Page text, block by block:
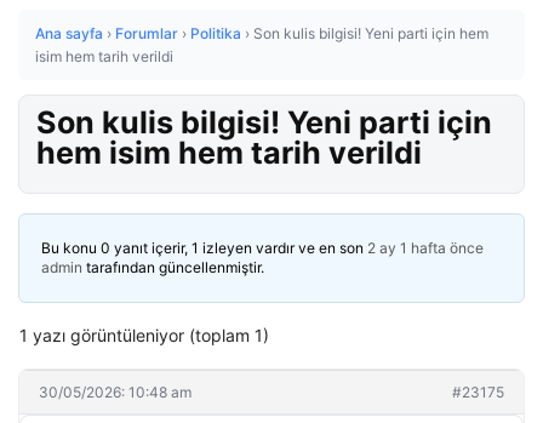
Ana sayfa › Forumlar › Politika › Son kulis bilgisi! Yeni parti için hem
isim hem tarih verildi
Son kulis bilgisi! Yeni parti için
hem isim hem tarih verildi
Bu konu 0 yanıt içerir, 1 izleyen vardır ve en son 2 ay 1 hafta önce
admin tarafından güncellenmiştir.
1 yazı görüntüleniyor (toplam 1)
30/05/2026: 10:48 am #23175